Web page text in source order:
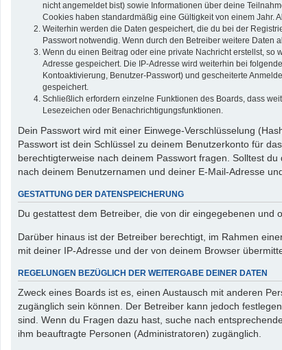
nicht angemeldet bist) sowie Informationen über deine
Cookies haben standardmäßig eine Gültigkeit von einem Jahr.
Weiterhin werden die Daten gespeichert, die du bei der
Passwort notwendig. Wenn durch den Betreiber weitere Daten
Wenn du einen Beitrag oder eine private Nachricht erstellst,
Adresse gespeichert. Die IP-Adresse wird weiterhin bei
Kontoaktivierung, Benutzer-Passwort) und gescheiterte
gespeichert.
Schließlich erfordern einzelne Funktionen des Boards, dass
Lesezeichen oder Benachrichtigungsfunktionen.
Dein Passwort wird mit einer Einwege-Verschlüsselung
Passwort ist dein Schlüssel zu deinem Benutzerkonto für
berechtigterweise nach deinem Passwort fragen. Solltest
nach deinem Benutzernamen und deiner E-Mail-Adresse
GESTATTUNG DER DATENSPEICHERUNG
Du gestattest dem Betreiber, die von dir eingegebenen und
Darüber hinaus ist der Betreiber berechtigt, im Rahmen
mit deiner IP-Adresse und der von deinem Browser
REGELUNGEN BEZÜGLICH DER WEITERGABE DEINER DATEN
Zweck eines Boards ist es, einen Austausch mit anderen
zugänglich sein können. Der Betreiber kann jedoch
sind. Wenn du Fragen dazu hast, suche nach
ihm beauftragte Personen (Administratoren) zugänglich.